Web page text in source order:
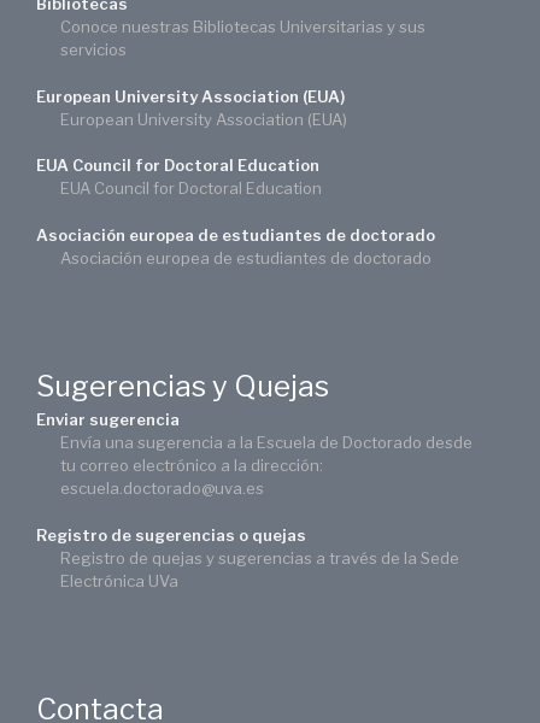
Bibliotecas
Conoce nuestras Bibliotecas Universitarias y sus
servicios
European University Association (EUA)
European University Association (EUA)
EUA Council for Doctoral Education
EUA Council for Doctoral Education
Asociación europea de estudiantes de doctorado
Asociación europea de estudiantes de doctorado
Sugerencias y Quejas
Enviar sugerencia
Envía una sugerencia a la Escuela de Doctorado desde
tu correo electrónico a la dirección:
escuela.doctorado@uva.es
Registro de sugerencias o quejas
Registro de quejas y sugerencias a través de la Sede
Electrónica UVa
Contacta